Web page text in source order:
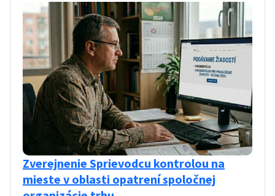
Zverejnenie Sprievodcu kontrolou na
mieste v oblasti opatrení spoločnej